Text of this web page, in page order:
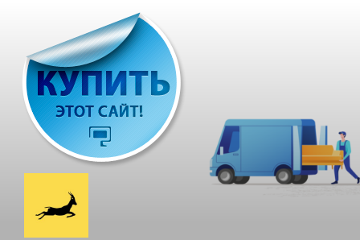
содержимому